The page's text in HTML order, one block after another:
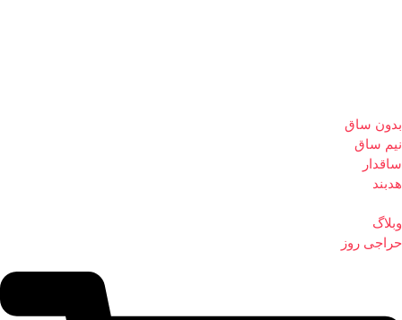
بدون ساق
نیم ساق
ساقدار
هدبند
وبلاگ
حراجی روز